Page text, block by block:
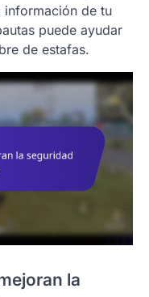
de tu
puede ayudar
de estafas.
la